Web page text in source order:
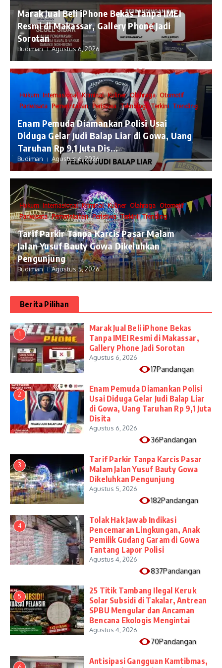
​Marak Jual Beli iPhone Bekas Tanpa IMEI
Resmi di Makassar, Gallery Phone Jadi
Sorotan
Budiman Agustus 6, 2026
Hukum Internasional Kriminal Kuliner Olahraga Otomotif
Pariwisata Pemerintahan Peristiwa Teknologi Terkini Trending
Enam Pemuda Diamankan Polisi Usai
Diduga Gelar Judi Balap Liar di Gowa, Uang
Taruhan Rp 9,1 Juta Dis...
Budiman Agustus 6, 2026
Hukum Internasional Kriminal Kuliner Olahraga Otomotif
Pariwisata Pemerintahan Peristiwa Terkini Trending
Tarif Parkir Tanpa Karcis Pasar Malam
Jalan Yusuf Bauty Gowa Dikeluhkan
Pengunjung
Budiman Agustus 5, 2026
Berita Pilihan
1
​Marak Jual Beli iPhone Bekas
Tanpa IMEI Resmi di Makassar,
Gallery Phone Jadi Sorotan
Agustus 6, 2026
17Pandangan
2
Enam Pemuda Diamankan Polisi
Usai Diduga Gelar Judi Balap Liar
di Gowa, Uang Taruhan Rp 9,1 Juta
Disita
Agustus 6, 2026
36Pandangan
3
Tarif Parkir Tanpa Karcis Pasar
Malam Jalan Yusuf Bauty Gowa
Dikeluhkan Pengunjung
Agustus 5, 2026
182Pandangan
4
Tolak Hak Jawab Indikasi
Pencemaran Lingkungan, Anak
Pemilik Gudang Garam di Gowa
Tantang Lapor Polisi
Agustus 4, 2026
837Pandangan
5
25 Titik Tambang Ilegal Keruk
Solar Subsidi di Takalar, Antrean
SPBU Mengular dan Ancaman
Bencana Ekologis Mengintai
Agustus 4, 2026
70Pandangan
Antisipasi Gangguan Kamtibmas,